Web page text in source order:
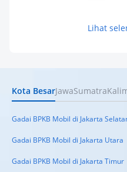
Keuangan
Keuangan
Masuk BI
Lihat
Kota BesarJawaSumatra
Gadai BPKB Mobil di Jakarta
Gadai BPKB Mobil di Jakarta Utara
Gadai BPKB Mobil di Jakarta Timur